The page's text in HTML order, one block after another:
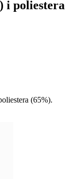
i poliestera
(65%).